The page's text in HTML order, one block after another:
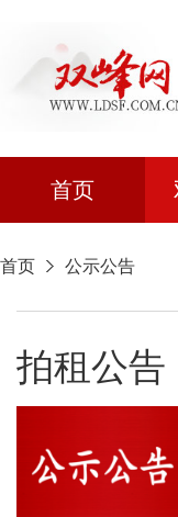
首页
首页 公示公告
拍租公告